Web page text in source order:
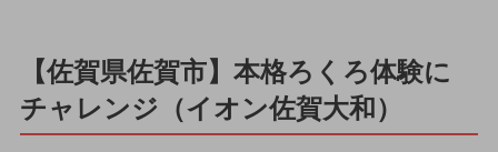
【佐賀県佐賀市】本格ろくろ体験に
チャレンジ（イオン佐賀大和）